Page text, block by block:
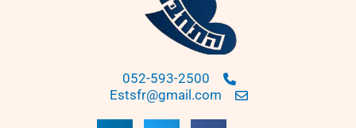
052-593-2500
Estsfr@gmail.com